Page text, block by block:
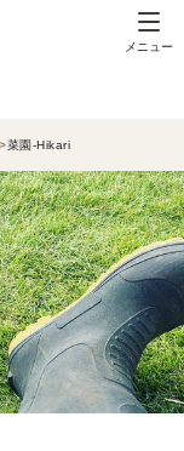
メニュー
菜園-Hikari